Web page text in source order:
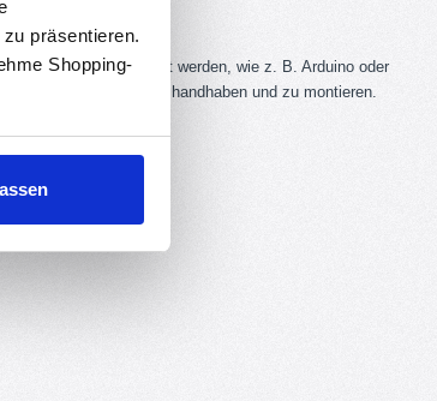
präsentieren.
Shopping-
Projekten verwendet werden, wie z. B. Arduino oder
sehr einfach zu handhaben und zu montieren.